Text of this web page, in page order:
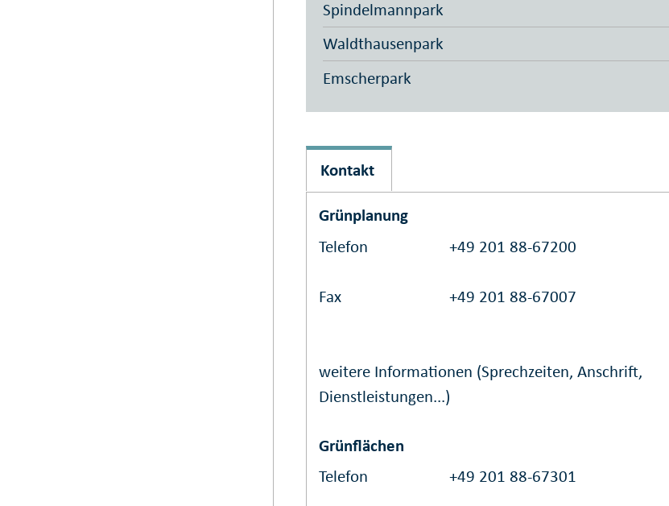
Spindelmannpark
Waldthausenpark
Emscherpark
Kontakt
Grünplanung
Telefon
+49 201 88-67200
Fax +49 201 88-67007
weitere Informationen (Sprechzeiten, Anschrift,
Dienstleistungen...)
Grünflächen
Telefon
+49 201 88-67301